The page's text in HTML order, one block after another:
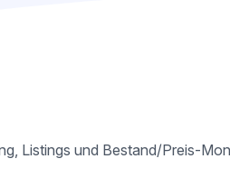
Listings und Bestand/Preis-